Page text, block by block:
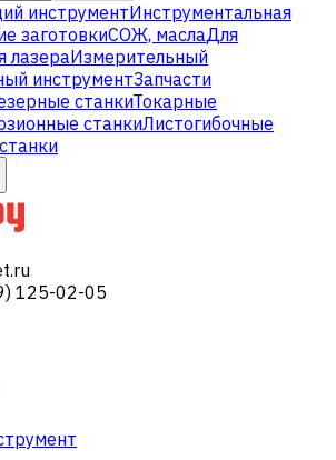
инструментИнструментальная
заготовкиСОЖ, маслаДля
лазераИзмерительный
инструментЗапчасти
станкиТокарные
станкиЛистогибочные
125-02-05